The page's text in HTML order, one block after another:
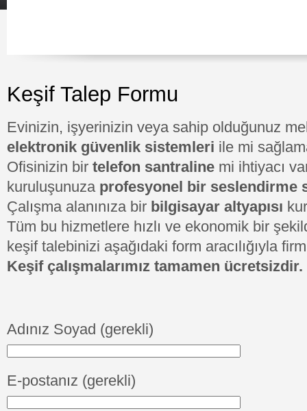
Keşif Talep Formu
Evinizin, işyerinizin veya sahip olduğunuz
elektronik güvenlik sistemleri ile mi
Ofisinizin bir telefon santraline mi ihtiyacı
kuruluşunuza profesyonel bir seslendirme
Çalışma alanınıza bir bilgisayar altyapısı
Tüm bu hizmetlere hızlı ve ekonomik bir
keşif talebinizi aşağıdaki form aracılığıyla
Keşif çalışmalarımız tamamen ücretsizdir.
Adınız Soyad (gerekli)
E-postanız (gerekli)